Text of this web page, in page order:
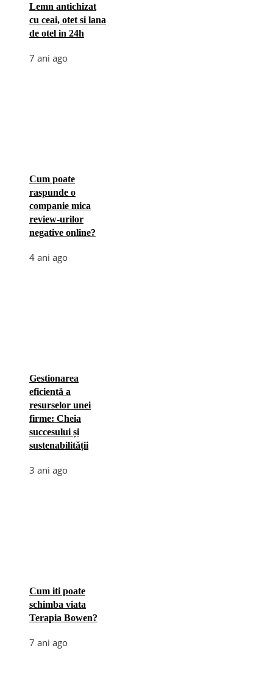
Lemn antichizat
cu ceai, otet si lana
de otel in 24h
7 ani ago
Cum poate
raspunde o
companie mica
review-urilor
negative online?
4 ani ago
Gestionarea
eficientă a
resurselor unei
firme: Cheia
succesului și
sustenabilității
3 ani ago
Cum iti poate
schimba viata
Terapia Bowen?
7 ani ago